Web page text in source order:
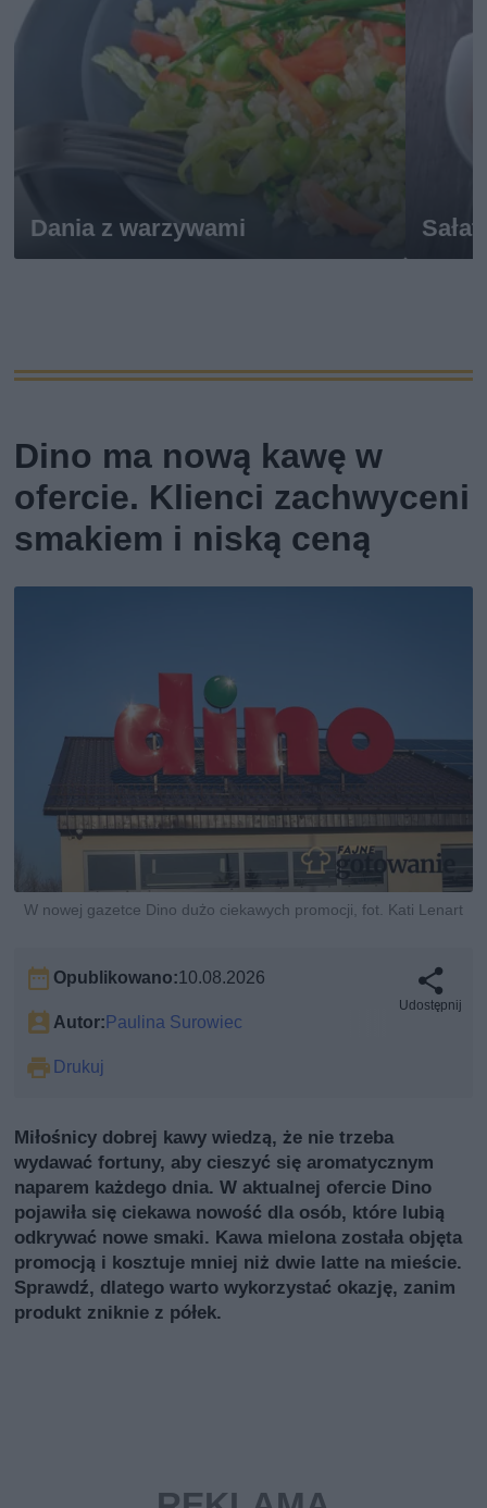
Dania z warzywami
Dino ma nową kawę w
ofercie. Klienci zachwyceni
smakiem i niską ceną
W nowej gazetce Dino dużo ciekawych promocji, fot. Kati Lenart
Opublikowano:10.08.2026
Autor:Paulina Surowiec
Drukuj
Udostępnij
Miłośnicy dobrej kawy wiedzą, że nie trzeba
wydawać fortuny, aby cieszyć się aromatycznym
naparem każdego dnia. W aktualnej ofercie Dino
pojawiła się ciekawa nowość dla osób, które lubią
odkrywać nowe smaki. Kawa mielona została objęta
promocją i kosztuje mniej niż dwie latte na mieście.
Sprawdź, dlatego warto wykorzystać okazję, zanim
produkt zniknie z półek.